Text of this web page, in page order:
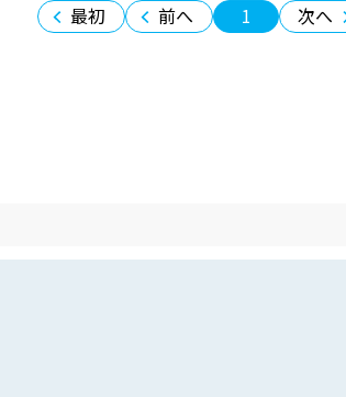
最初 前へ 1 次へ